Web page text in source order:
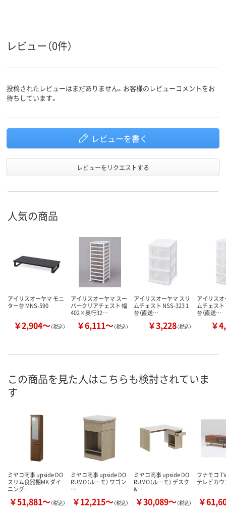
レビュー（0件）
投稿されたレビューはまだありません。お客様のレビューコメントをお
待ちしています。
レビューを書く
レビューをリクエストする
人気の商品
アイリスオーヤマ モニ
ター台 MNS-590
￥2,904～（税込）
アイリスオーヤマ スー
パークリアチェスト 幅
402×奥行32…
￥6,111～（税込）
アイリスオーヤマ スリ
ムチェスト NSS-323 1
台（直送…
￥3,228（税込）
アイリス
ムチェスト
台（直送…
￥
この商品を見た人はこちらも検討されていま
す
ミヤコ商事 upside DO
スリム食器棚MK ダイ
ニング…
￥51,881～（税込）
ミヤコ商事 upside DO
RUMO（ルーモ） ワゴン
…
￥12,215～（税込）
ミヤコ商事 upside DO
RUMO（ルーモ） デスク
&…
￥30,089～（税込）
フナモコ
テレビカ
￥